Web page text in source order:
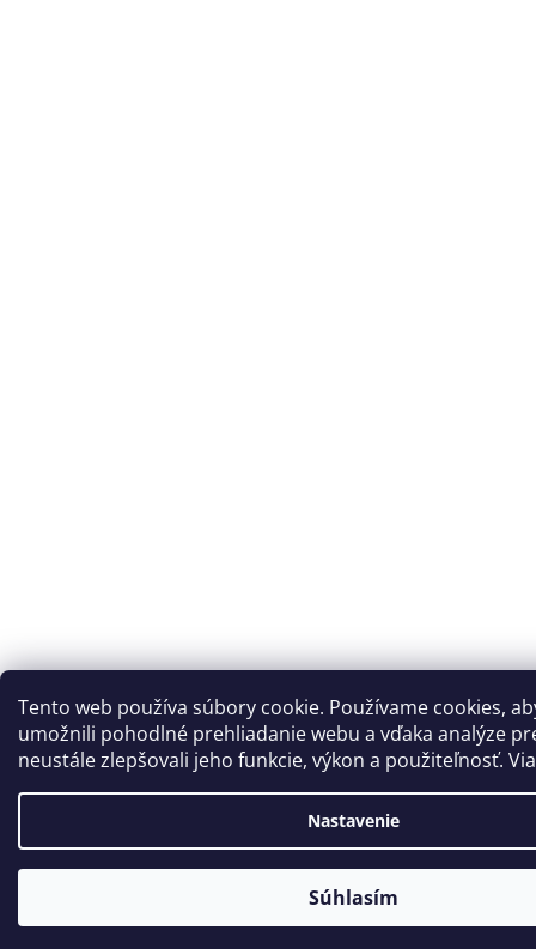
Tento web používa súbory cookie. Používame cookies,
umožnili pohodlné prehliadanie webu a vďaka analýze
neustále zlepšovali jeho funkcie, výkon a použiteľnosť.
Nastavenie
Súhlasím